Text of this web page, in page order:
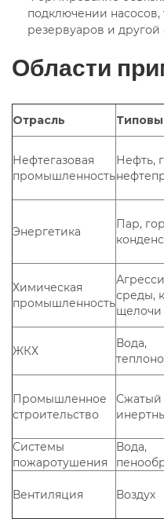
подключении
резервуаров и другой
Области
Отрасль
Нефтегазовая
промышленность
Нефть,
Энергетика
Пар,
Химическая
промышленность
среды,
щелочи
ЖКХ
Вода,
Промышленное
строительство
Сжатый
Системы
пожаротушения
Вода,
Вентиляция Воздух